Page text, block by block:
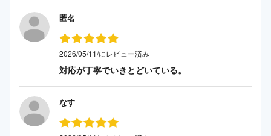
匿名
2026/05/11/にレビュー済み
対応が丁寧でいきとどいている。
なす